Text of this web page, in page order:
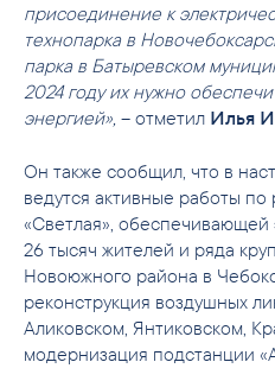
присоединение к
технопарка в
парка в Батыревском
2024 году их нужно
энергией», – отметил Илья
Он также сообщил, что в
ведутся активные работы
«Светлая»,
26 тысяч жителей и ряда
Новоюжного района в
реконструкция воздушных
Аликовском, Янтиковском,
модернизация подстанции